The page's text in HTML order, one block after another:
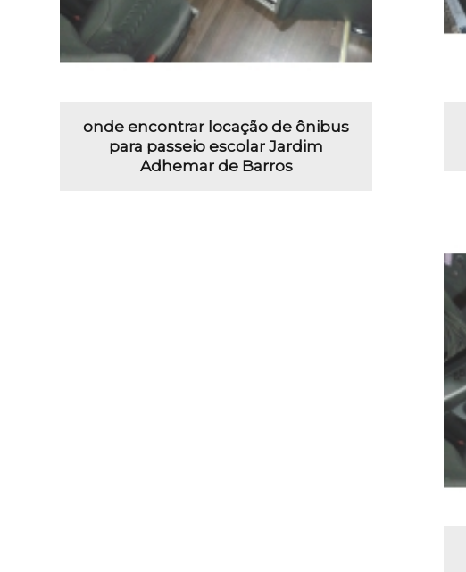
onde encontrar locação de ônibus
para passeio escolar Jardim
Adhemar de Barros